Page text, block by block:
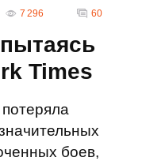
7 296 60
Times
боев,